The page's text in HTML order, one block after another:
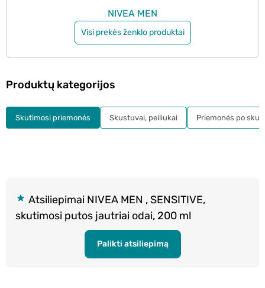
NIVEA MEN
Visi prekės ženklo produktai
Atsiliepimai NIVEA MEN , SENSITIVE,
skutimosi putos jautriai odai, 200 ml
Palikti atsiliepimą
Produktų kategorijos
Skutimosi priemonės Skustuvai, peiliukai Priemonės po